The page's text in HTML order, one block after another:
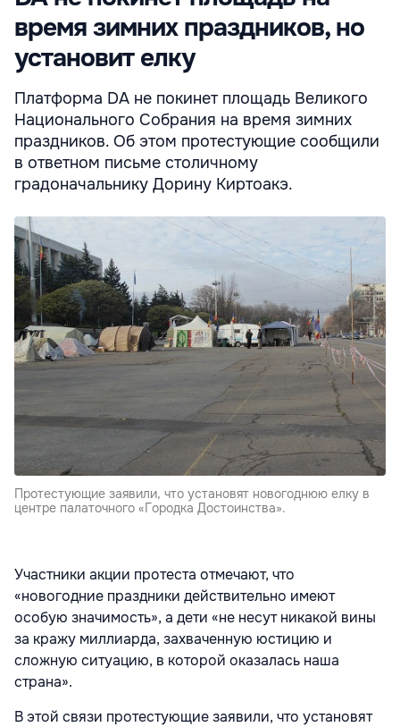
время зимних праздников, но
установит елку
Платформа DA не покинет площадь Великого
Национального Собрания на время зимних
праздников. Об этом протестующие сообщили
в ответном письме столичному
градоначальнику Дорину Киртоакэ.
Протестующие заявили, что установят новогоднюю елку в
центре палаточного «Городка Достоинства».
Участники акции протеста отмечают, что
«новогодние праздники действительно имеют
особую значимость», а дети «не несут никакой вины
за кражу миллиарда, захваченную юстицию и
сложную ситуацию, в которой оказалась наша
страна».
В этой связи протестующие заявили, что установят